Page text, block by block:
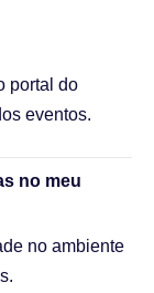
portal do
eventos.
no meu
no ambiente